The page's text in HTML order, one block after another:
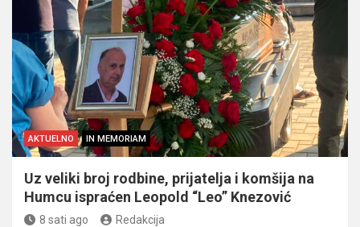
AKTUELNO IN MEMORIAM
Uz veliki broj rodbine, prijatelja i komšija na
Humcu ispraćen Leopold “Leo” Knezović
8 sati ago Redakcija